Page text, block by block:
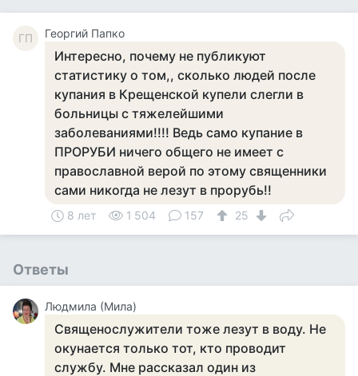
ГП Георгий Папко
Интересно, почему не публикуют
статистику о том,, сколько людей после
купания в Крещенской купели слегли в
больницы с тяжелейшими
заболеваниями!!!! Ведь само купание в
ПРОРУБИ ничего общего не имеет с
православной верой по этому священники
сами никогда не лезут в прорубь!!
8 лет 1 504 157 25
Ответы
Людмила (Мила)
Священослужители тоже лезут в воду. Не
окунается только тот, кто проводит
службу. Мне рассказал один из